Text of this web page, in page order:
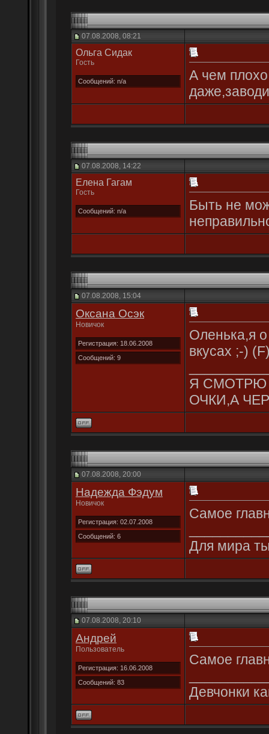
07.08.2008, 08:21
Ольгa Сидак
Гость
Сообщений: n/a
А чем
07.08.2008, 14:22
Елена Гагам
Гость
Сообщений: n/a
Быть не
07.08.2008, 15:04
Оксана Осэк
Новичок
Регистрация: 18.06.2008
Сообщений: 9
Оленька,я
вкусах ;-)
Я СМОТРЮ
ОЧКИ,А
07.08.2008, 20:00
Надежда Фэдум
Новичок
Регистрация: 02.07.2008
Сообщений: 6
Самое
Для мира
07.08.2008, 20:10
Андрей
Пользователь
Регистрация: 16.06.2008
Сообщений: 83
Самое
Девчонки